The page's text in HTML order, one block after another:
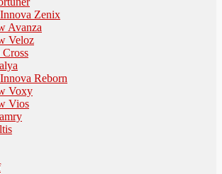
Zenix
Avanza
Veloz
Reborn
Voxy
Vios